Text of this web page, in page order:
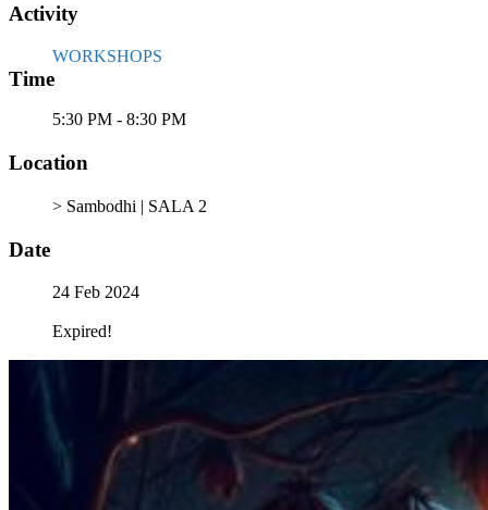
Activity
WORKSHOPS
Time
5:30 PM - 8:30 PM
Location
> Sambodhi | SALA 2
Date
24 Feb 2024
Expired!